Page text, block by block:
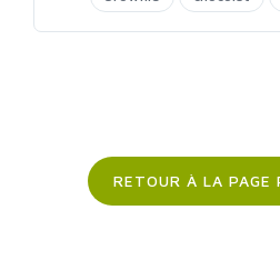
RETOUR À LA PAGE